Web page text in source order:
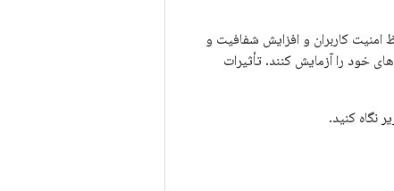
امنیت کاربران و افزایش شفافیت و
خود را آزمایش کنند. تأثیرات